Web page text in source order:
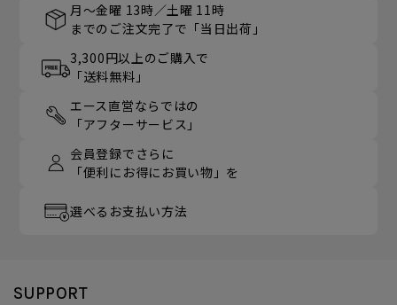
月～金曜 13時／土曜 11時
までのご注文完了で「当日出荷」
3,300円以上のご購入で
「送料無料」
エース直営ならではの
「アフターサービス」
会員登録でさらに
「便利にお得にお買い物」を
選べるお支払い方法
SUPPORT